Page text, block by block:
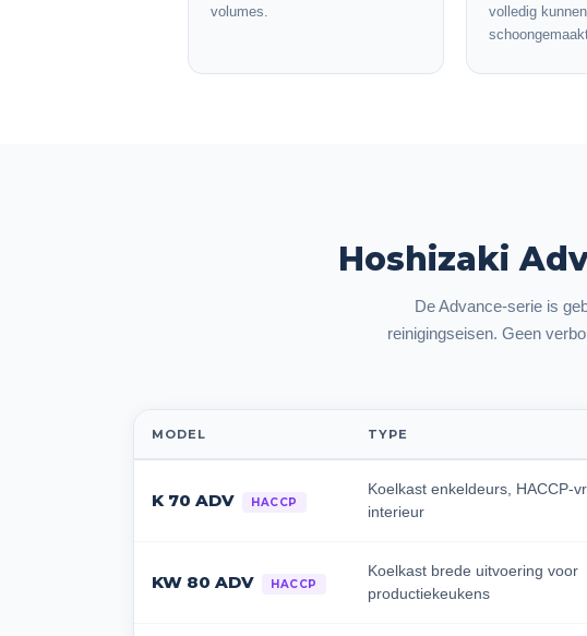
volumes.
volledig
Hoshizaki
De Advance-serie is
reinigingseisen. Geen
MODEL TYPE
K 70 ADV HACCP
Koelkast enkeldeurs, HACCP-
interieur
KW 80 ADV HACCP
Koelkast brede uitvoering voor
productiekeukens